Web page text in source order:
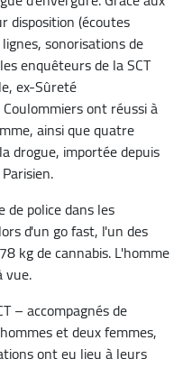
disposition (écoutes
sonorisations de
enquêteurs de la SCT
ex-Sûreté
ont réussi à
ainsi que quatre
drogue, importée depuis
police dans les
d'un go fast, l'un des
kg de cannabis. L'homme
vue.
– accompagnés de
et deux femmes,
ont eu lieu à leurs